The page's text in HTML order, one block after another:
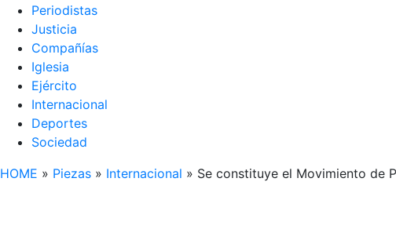
Periodistas
Justicia
Compañías
Iglesia
Ejército
Internacional
Deportes
Sociedad
HOME » Piezas » Internacional » Se constituye el Movimiento de